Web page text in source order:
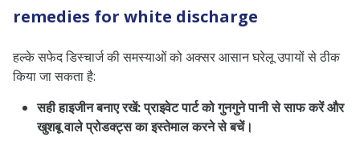
remedies for white discharge
हल्के सफेद डिस्चार्ज की समस्याओं को अक्सर आसान घरेलू उपायों से ठीक
किया जा सकता है:
सही हाइजीन बनाए रखें: प्राइवेट पार्ट को गुनगुने पानी से साफ करें और
खुशबू वाले प्रोडक्ट्स का इस्तेमाल करने से बचें।